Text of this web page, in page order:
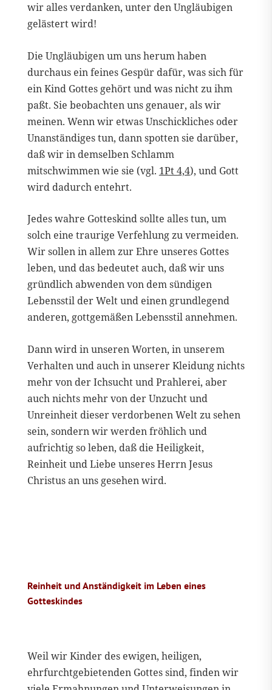
wir alles verdanken, unter den Ungläubigen
gelästert wird!
Die Ungläubigen um uns herum haben
durchaus ein feines Gespür dafür, was sich für
ein Kind Gottes gehört und was nicht zu ihm
paßt. Sie beobachten uns genauer, als wir
meinen. Wenn wir etwas Unschickliches oder
Unanständiges tun, dann spotten sie darüber,
daß wir in demselben Schlamm
mitschwimmen wie sie (vgl. 1Pt 4,4), und Gott
wird dadurch entehrt.
Jedes wahre Gotteskind sollte alles tun, um
solch eine traurige Verfehlung zu vermeiden.
Wir sollen in allem zur Ehre unseres Gottes
leben, und das bedeutet auch, daß wir uns
gründlich abwenden von dem sündigen
Lebensstil der Welt und einen grundlegend
anderen, gottgemäßen Lebensstil annehmen.
Dann wird in unseren Worten, in unserem
Verhalten und auch in unserer Kleidung nichts
mehr von der Ichsucht und Prahlerei, aber
auch nichts mehr von der Unzucht und
Unreinheit dieser verdorbenen Welt zu sehen
sein, sondern wir werden fröhlich und
aufrichtig so leben, daß die Heiligkeit,
Reinheit und Liebe unseres Herrn Jesus
Christus an uns gesehen wird.
Reinheit und Anständigkeit im Leben eines
Gotteskindes
Weil wir Kinder des ewigen, heiligen,
ehrfurchtgebietenden Gottes sind, finden wir